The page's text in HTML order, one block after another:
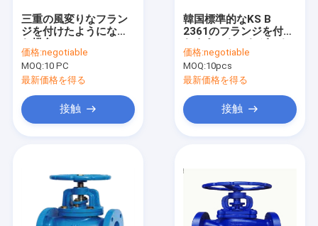
三重の風変りなフラン
ジを付けたようになっ
ス鋼の堅いシール
価格:negotiable
MOQ:10 PC
最新価格を得る
接触
韓国標準的なKS B
2361のフランジを付け
弁は鋼鉄10K/20Kを投
げた
価格:negotiable
MOQ:10pcs
最新価格を得る
接触